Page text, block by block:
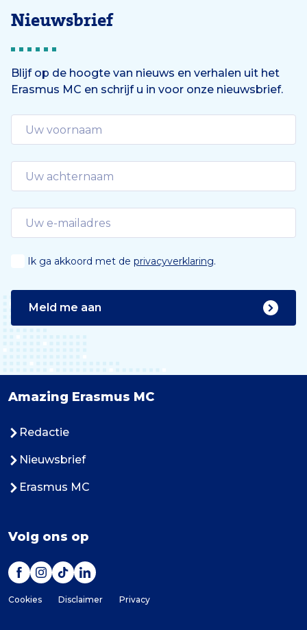
Nieuwsbrief
Blijf op de hoogte van nieuws en verhalen uit het
Erasmus MC en schrijf u in voor onze nieuwsbrief.
Ik ga akkoord met de privacyverklaring.
Meld me aan
Amazing Erasmus MC
Redactie
Nieuwsbrief
Erasmus MC
Volg ons op
Cookies Disclaimer Privacy